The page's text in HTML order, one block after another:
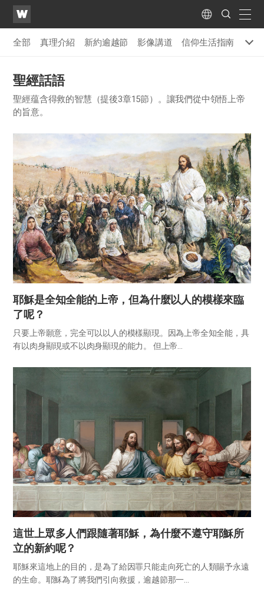
WATV
Language
Search
Submit
全部 真理介紹 新約逾越節 影像講道 信仰生活指南 聖經
聖經話語
聖經蕴含得救的智慧（提後3章15節）。讓我們從中領悟上帝
的旨意。
耶穌是全知全能的上帝，但為什麼以人的模樣來臨
了呢？
只要上帝願意，完全可以以人的模樣顯現。因為上帝全知全能，具
有以肉身顯現或不以肉身顯現的能力。 但上帝...
這世上眾多人們跟隨著耶穌，為什麼不遵守耶穌所
立的新約呢？
耶穌來這地上的目的，是為了給因罪只能走向死亡的人類賜予永遠
的生命。耶穌為了將我們引向救援，逾越節那一...